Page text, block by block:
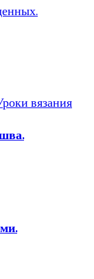
вязания